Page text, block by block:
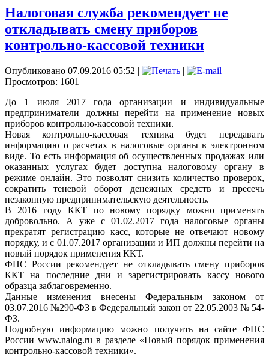
Налоговая служба рекомендует не
откладывать смену приборов
контрольно-кассовой техники
Опубликовано 07.09.2016 05:52 | |
|
Просмотров: 1601
До 1 июля 2017 года организации и индивидуальные
предприниматели должны перейти на применение новых
приборов контрольно-кассовой техники.
Новая контрольно-кассовая техника будет передавать
информацию о расчетах в налоговые органы в электронном
виде. То есть информация об осуществленных продажах или
оказанных услугах будет доступна налоговому органу в
режиме онлайн. Это позволят снизить количество проверок,
сократить теневой оборот денежных средств и пресечь
незаконную предпринимательскую деятельность.
В 2016 году ККТ по новому порядку можно применять
добровольно. А уже с 01.02.2017 года налоговые органы
прекратят регистрацию касс, которые не отвечают новому
порядку, и с 01.07.2017 организации и ИП должны перейти на
новый порядок применения ККТ.
ФНС России рекомендует не откладывать смену приборов
ККТ на последние дни и зарегистрировать кассу нового
образца заблаговременно.
Данные изменения внесены Федеральным законом от
03.07.2016 №290-ФЗ в Федеральный закон от 22.05.2003 № 54-
ФЗ.
Подробную информацию можно получить на сайте ФНС
России www.nalog.ru в разделе «Новый порядок применения
контрольно-кассовой техники».